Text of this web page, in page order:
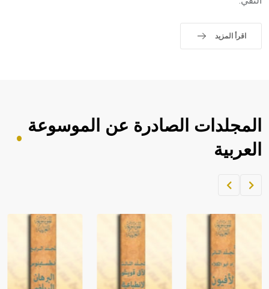
اقرأ المزيد
المجلدات الصادرة عن الموسوعة
العربية